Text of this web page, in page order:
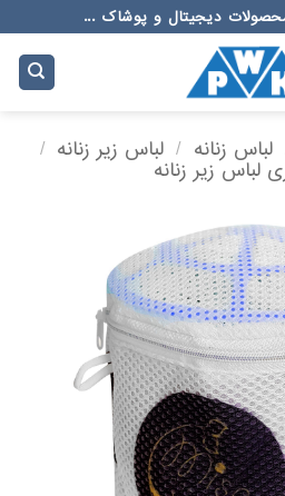
دیجیتال و پوشاک ...
لباس زنانه / لباس زیر زنانه /
لباس زیر زنانه